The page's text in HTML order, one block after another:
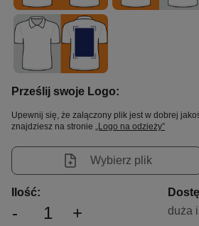
Prześlij swoje Logo:
Upewnij się, że załączony plik jest w dobrej
znajdziesz na stronie „Logo na odzieży”
Wybierz plik
Ilość:
- +
duża